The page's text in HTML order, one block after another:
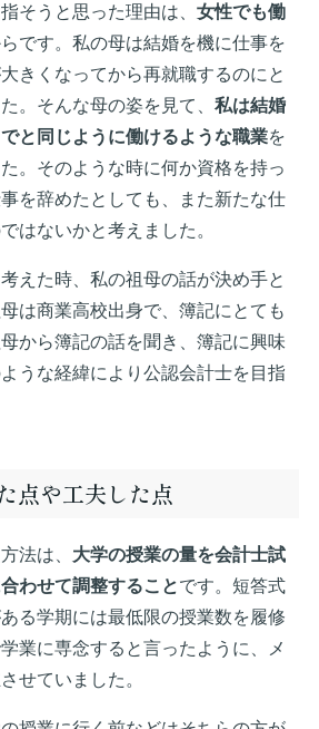
そうと思った理由は、 女性でも働
です。私の母は結婚を機に仕事を
きくなってから再就職するのにと
。そんな母の姿を見て、 私は結婚
と同じように働けるような職業を
。そのような時に何か資格を持っ
を辞めたとしても、また新たな仕
はないかと考えました。
えた時、私の祖母の話が決め手と
は商業高校出身で、簿記にとても
から簿記の話を聞き、簿記に興味
うな経緯により公認会計士を目指
点や工夫した点
法は、 大学の授業の量を会計士試
わせて調整することです。短答式
る学期には最低限の授業数を履修
業に専念すると言ったように、メ
せていました。